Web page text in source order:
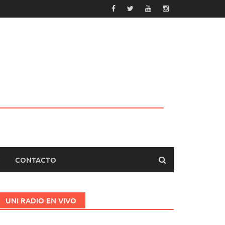
CONTACTO
UNI RADIO EN VIVO